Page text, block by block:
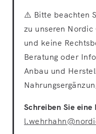
⚠️ Bitte beachten
zu unseren
und keine
Beratung oder
Anbau und
Schreiben Sie eine